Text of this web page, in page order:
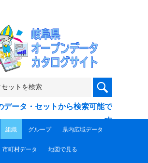
データ・セットから検索可能で
す
組織 グループ 県内広域データ
市町村データ 地図で見る